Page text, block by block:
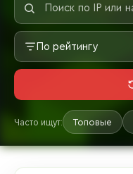
По рейтингу
Часто ищут: Топовые